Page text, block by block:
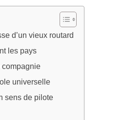
d’un vieux routard
les pays
compagnie
universelle
sens de pilote